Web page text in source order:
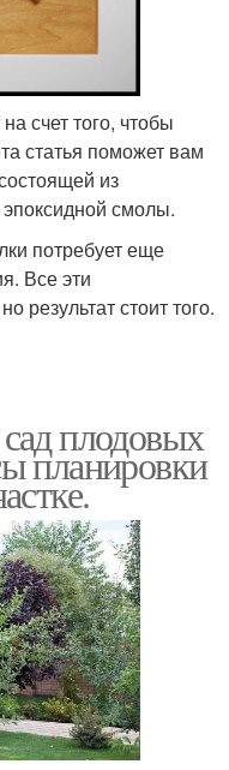
счет того, чтобы
статья поможет вам
из
смолы.
потребует еще
Все эти
результат стоит того.
плодовых
планировки